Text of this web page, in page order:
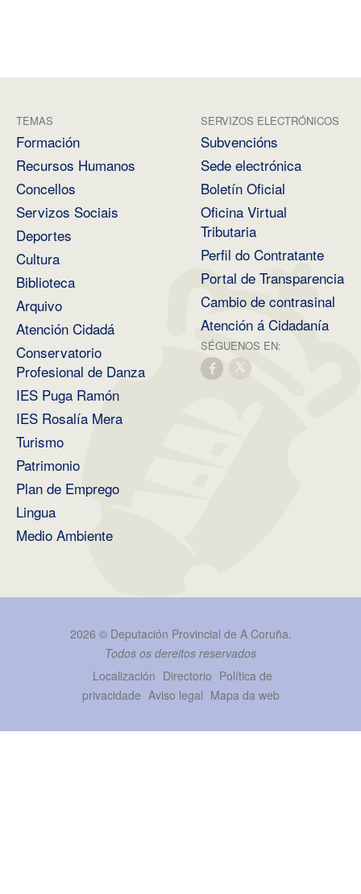
TEMAS
Formación
Recursos Humanos
Concellos
Servizos Sociais
Deportes
Cultura
Biblioteca
Arquivo
Atención Cidadá
Conservatorio
Profesional de Danza
IES Puga Ramón
IES Rosalía Mera
Turismo
Patrimonio
Plan de Emprego
Lingua
Medio Ambiente
SERVIZOS ELECTRÓNICOS
Subvencións
Sede electrónica
Boletín Oficial
Oficina Virtual
Tributaria
Perfil do Contratante
Portal de Transparencia
Cambio de contrasinal
Atención á Cidadanía
SÉGUENOS EN:
2026 © Deputación Provincial de A Coruña.
Todos os dereitos reservados
Localización Directorio Política de
privacidade Aviso legal Mapa da web